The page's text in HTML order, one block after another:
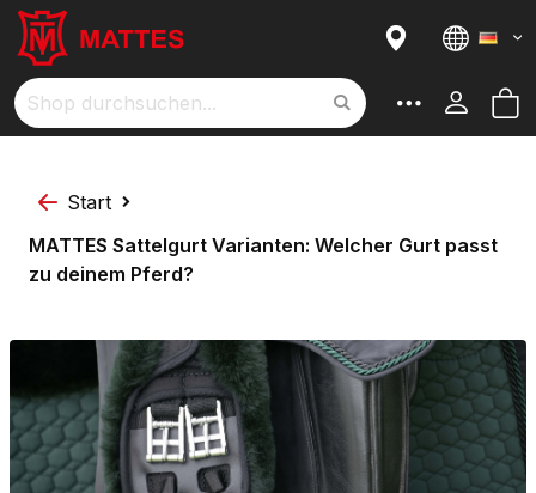
Suche
Start
MATTES Sattelgurt Varianten: Welcher Gurt passt
zu deinem Pferd?